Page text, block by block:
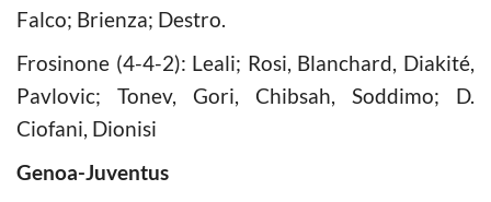
Falco; Brienza; Destro.
Frosinone (4-4-2): Leali; Rosi, Blanchard, Diakité,
Pavlovic; Tonev, Gori, Chibsah, Soddimo; D.
Ciofani, Dionisi
Genoa-Juventus